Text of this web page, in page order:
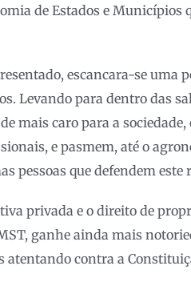
de Estados e Municípios
escancara-se uma
Levando para dentro das
mais caro para a
e pasmem, até o
pessoas que defendem este
privada e o direito de
ganhe ainda mais
contra a